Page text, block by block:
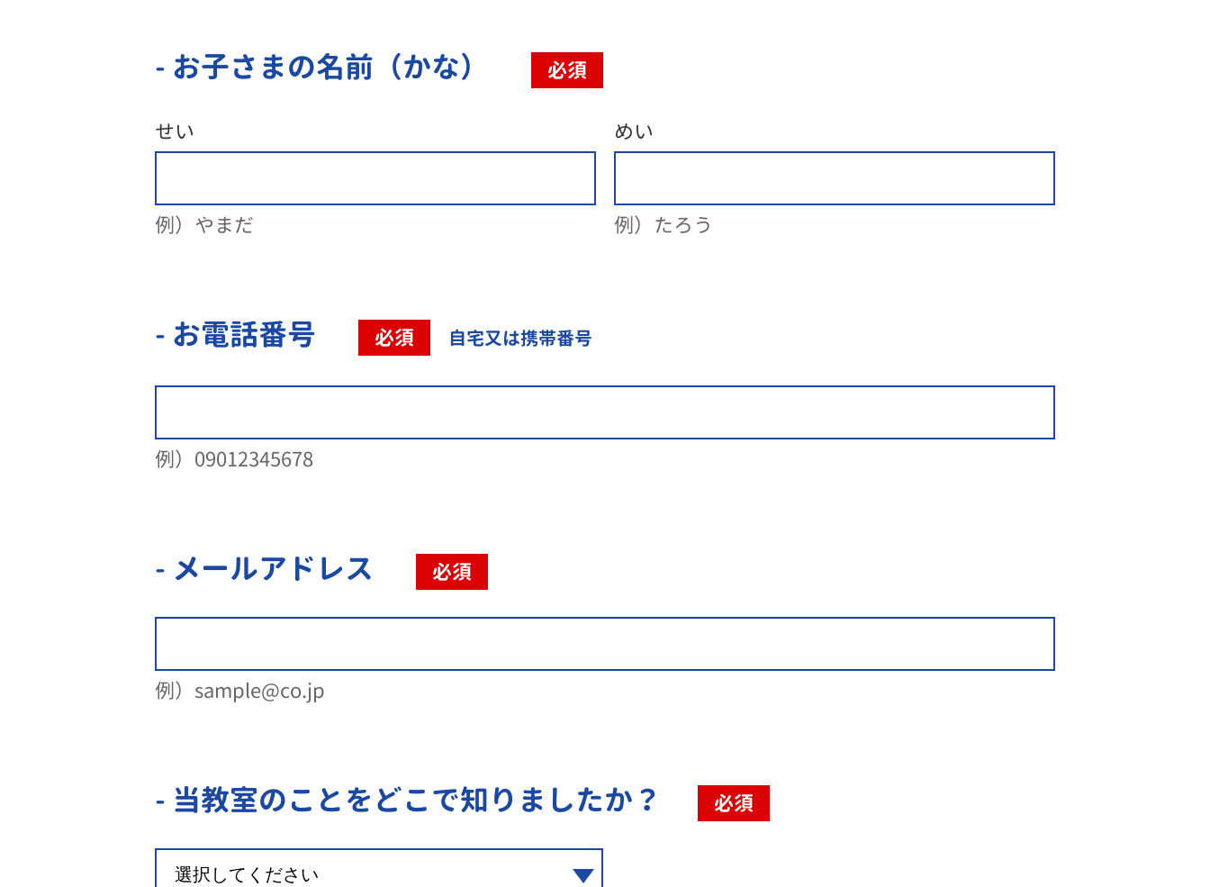
- お子さまの名前（かな） 必須
せい
例）やまだ
めい
例）たろう
- お電話番号 必須 自宅又は携帯番号
例）09012345678
- メールアドレス 必須
例）sample@co.jp
- 当教室のことをどこで知りましたか？ 必須